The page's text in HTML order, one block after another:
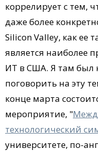
коррелирует с тем,
даже более
Silicon Valley, как ее
является наиболее
ИТ в США. Я там был
поговорить на эту
конце марта
мероприятие, "
технологический
университете, по-